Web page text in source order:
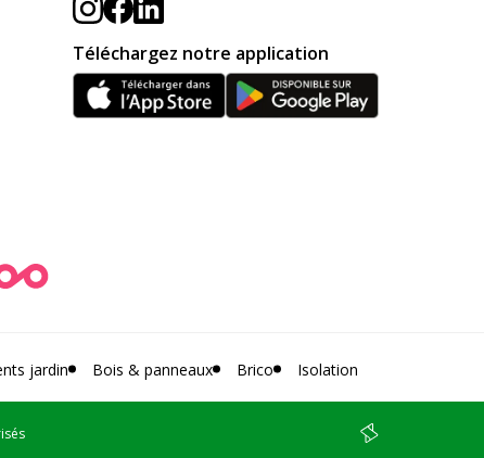
Téléchargez notre application
jardin Bois & panneaux Brico Isolation